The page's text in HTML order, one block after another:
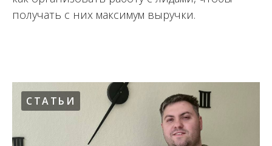
получать с них максимум выручки.
СТАТЬИ